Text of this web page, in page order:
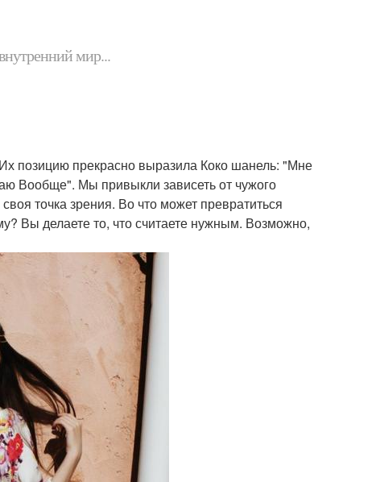
мир...
позицию прекрасно выразила Коко шанель: "Мне
Вообще". Мы привыкли зависеть от чужого
точка зрения. Во что может превратиться
Вы делаете то, что считаете нужным. Возможно,